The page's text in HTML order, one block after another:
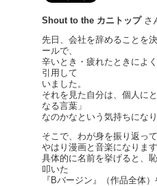
Shout to the カニトップ さ
先日、会社を辞めることを
ールで、
辛いとき・疲れたときによ
引用して
いました。
それを見た自分は、個人に
なる言葉」
なのかなという気持ちにな
そこで、わが身を振り返っ
やはり漫画と音楽になりま
具体的に名前を挙げると、
叩いた
『Bバージン』（作品全体